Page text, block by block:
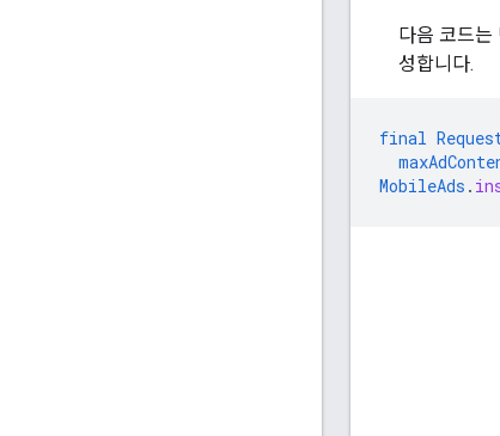
다음 코드는
성합니다.
final
MobileAds .